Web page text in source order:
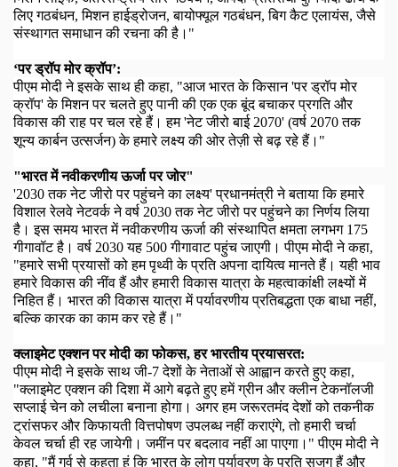
लिए गठबंधन,मिशन हाईड्रोजन,बायोफ्यूल गठबंधन,बिग कैट एलायंस,जैसे
संस्थागत समाधान की रचना की है।"
‘पर ड्रॉप मोर क्रॉप’:
पीएम मोदी ने इसके साथ ही कहा, "आज भारत के किसान 'पर ड्रॉप मोर
क्रॉप' के मिशन पर चलते हुए पानी की एक एक बूंद बचाकर प्रगति और
विकास की राह पर चल रहे हैं । हम 'नेट जीरो बाई 2070' (वर्ष 2070तक
शून्य कार्बन उत्सर्जन) के हमारे लक्ष्य की ओर तेज़ी से बढ़ रहे हैं।"
"भारत में नवीकरणीय ऊर्जा पर जोर"
'2030तक नेट जीरो पर पहुंचने का लक्ष्य' प्रधानमंत्री ने बताया कि हमारे
विशाल रेलवे नेटवर्क ने वर्ष 2030तक नेट जीरो पर पहुंचने का निर्णय लिया
है। इस समय भारत में नवीकरणीय ऊर्जा की संस्थापित क्षमता लगभग 175
गीगावॉट है। वर्ष 2030यह 500गीगावाट पहुंच जाएगी। पीएम मोदी ने कहा,
"हमारे सभी प्रयासों को हम पृथ्वी के प्रति अपना दायित्व मानते हैं। यही भाव
हमारे विकास की नींव हैं और हमारी विकास यात्रा के महत्वाकांक्षी लक्ष्यों में
निहित हैं। भारत की विकास यात्रा में पर्यावरणीय प्रतिबद्धता एक बाधा नहीं,
बल्कि कारक का काम कर रहे हैं।"
क्लाइमेट एक्शन पर मोदी का फोकस,हर भारतीय प्रयासरत:
पीएम मोदी ने इसके साथ जी-7देशों के नेताओं से आह्वान करते हुए कहा,
"क्लाइमेट एक्शन की दिशा में आगे बढ़ते हुए हमें ग्रीन और क्लीन टेकनॉलजी
सप्लाई चेन को लचीला बनाना होगा । अगर हम जरूरतमंद देशों को तकनीक
ट्रांसफर और किफायती वित्तपोषण उपलब्ध नहीं कराएंगे,तो हमारी चर्चा
केवल चर्चा ही रह जायेगी । जमींन पर बदलाव नहीं आ पाएगा।" पीएम मोदी ने
कहा, "मैं गर्व से कहता हूं कि भारत के लोग पर्यावरण के प्रति सजग हैं और